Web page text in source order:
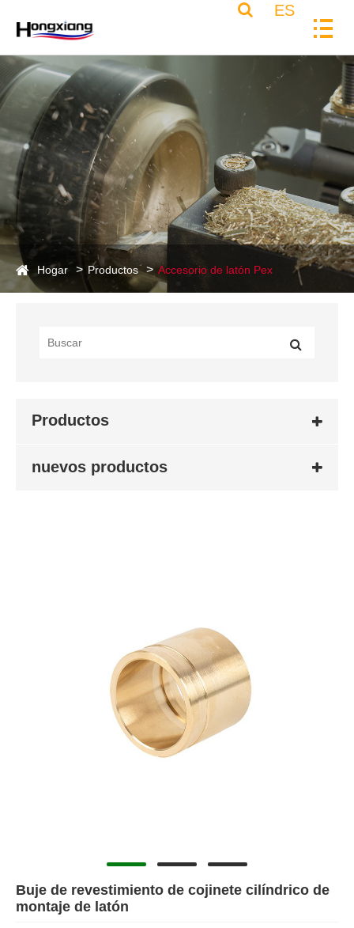
ES
Hogar Productos Accesorio de latón Pex
Productos
nuevos productos
Buje de revestimiento de cojinete cilíndrico de
montaje de latón